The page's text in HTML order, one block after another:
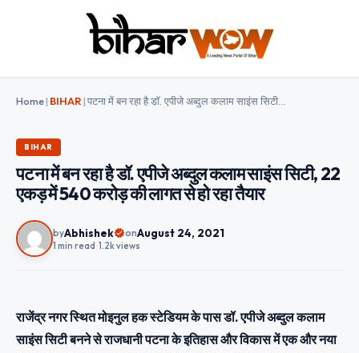
Home| BIHAR|
BIHAR
पटना में बन रहा है डॉ. एपीजे अब्दुल कलाम साइंस सिटी, 22
एकड़ में 540 करोड़ की लागत से हो रहा तैयार
byAbhishek onAugust 24, 2021
1 min read 1.2k views
राजेंद्र नगर स्थित मोइनुल हक स्टेडियम के पास डॉ. एपीजे अब्दुल कलाम
साइंस सिटी बनने से राजधानी पटना के इतिहास और विकास में एक और नया